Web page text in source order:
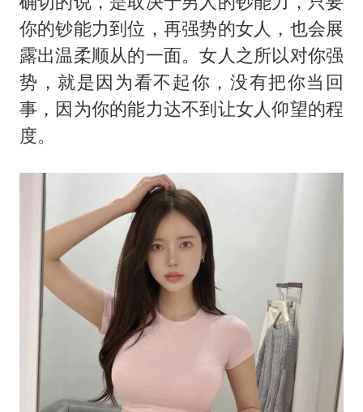
你的钞能力到位，再强势的女人，也会展
露出温柔顺从的一面。女人之所以对你强
势，就是因为看不起你，没有把你当回
事，因为你的能力达不到让女人仰望的程
度。